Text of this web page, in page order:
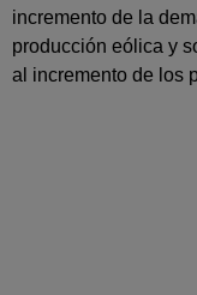
incremento de la
producción eólica y
al incremento de los